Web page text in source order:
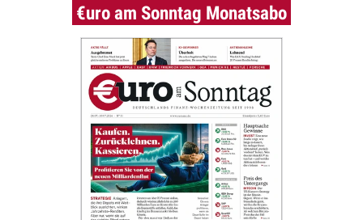
€uro am Sonntag Monatsabo